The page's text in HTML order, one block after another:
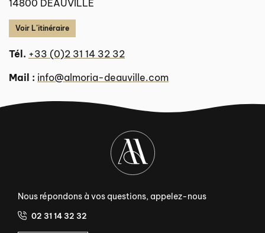
14800 DEAUVILLE
Voir L’itinéraire
Tél. +33 (0)2 31 14 32 32
Mail : info@almoria-deauville.com
Nous répondons à vos questions, appelez-nous
02 31 14 32 32